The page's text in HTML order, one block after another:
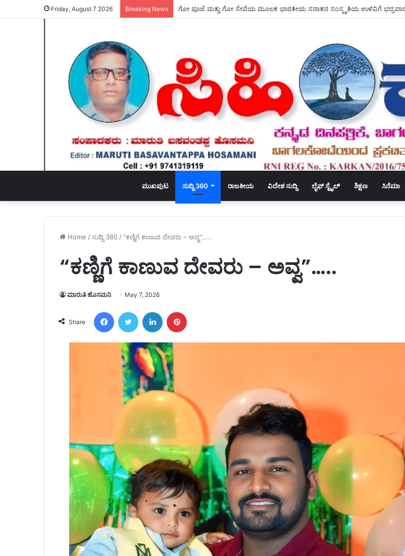
Friday, August 7 2026 Breaking News
ಮುಖಪುಟ ಸುದ್ದಿ 360 ರಾಜಕೀಯ ವಿದೇಶ ಸುದ್ದಿ ಲೈಫ್ ಸ್ಟೈಲ್ ಶಿಕ್ಷಣ ಸಿನೆಮಾ
Home /ಸುದ್ದಿ 360 /“ಕಣ್ಣಿಗೆ ಕಾಣುವ ದೇವರು – ಅವ್ವ”…..
“ಕಣ್ಣಿಗೆ ಕಾಣುವ ದೇವರು – ಅವ್ವ”…..
ಮಾರುತಿ ಹೊಸಮನಿ May 7, 2026
Share
FacebookTwitter LinkedIn